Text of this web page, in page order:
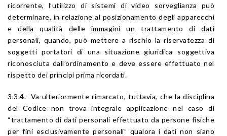
ricorrente, l’utilizzo di sistemi di video sorveglianza può
determinare, in relazione al posizionamento degli apparecchi
e della qualità delle immagini un trattamento di dati
personali, quando, può mettere a rischio la riservatezza di
soggetti portatori di una situazione giuridica soggettiva
riconosciuta dall’ordinamento e deve essere effettuato nel
rispetto dei principi prima ricordati.
3.3.4.- Va ulteriormente rimarcato, tuttavia, che la disciplina
del Codice non trova integrale applicazione nel caso di
“trattamento di dati personali effettuato da persone fisiche
per fini esclusivamente personali” qualora i dati non siano